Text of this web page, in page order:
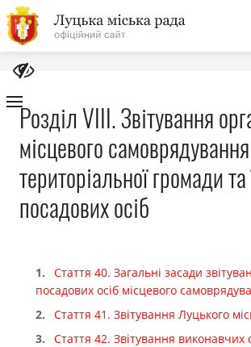
На
головну
Навігація
сайту
Про місто
Міська влада
Бюджет
Публічна інформація
Розділ VIII. Звітування
місцевого самоврядування
територіальної громади та
посадових осіб
Стаття 40. Загальні засади
посадових осіб місцевого
Стаття 41. Звітування Луцького
Стаття 42. Звітування виконавчих